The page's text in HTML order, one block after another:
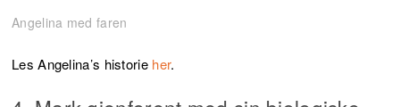
Angelina med faren
Les Angelina’s historie her.